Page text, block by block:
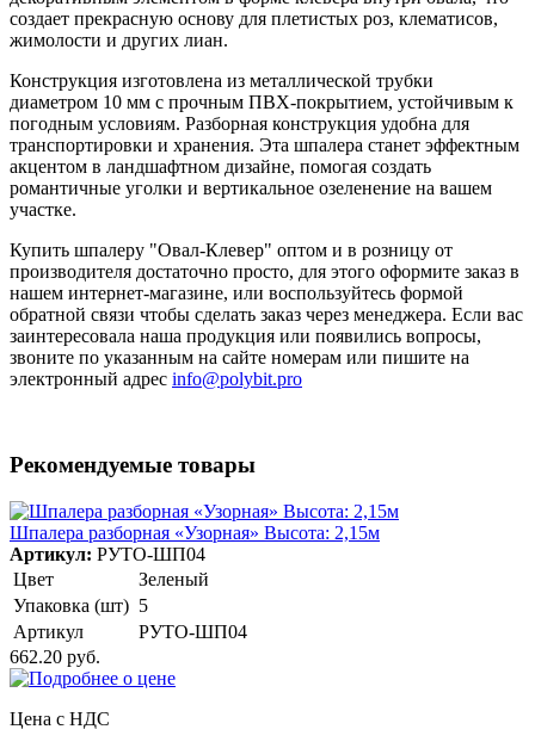
создает прекрасную основу для плетистых роз, клематисов,
жимолости и других лиан.
Конструкция изготовлена из металлической трубки
диаметром 10 мм с прочным ПВХ-покрытием, устойчивым к
погодным условиям. Разборная конструкция удобна для
транспортировки и хранения. Эта шпалера станет эффектным
акцентом в ландшафтном дизайне, помогая создать
романтичные уголки и вертикальное озеленение на вашем
участке.
Купить шпалеру "Овал-Клевер" оптом и в розницу от
производителя достаточно просто, для этого оформите заказ в
нашем интернет-магазине, или воспользуйтесь формой
обратной связи чтобы сделать заказ через менеджера. Если вас
заинтересовала наша продукция или появились вопросы,
звоните по указанным на сайте номерам или пишите на
электронный адрес info@polybit.pro
Рекомендуемые товары
Шпалера разборная «Узорная» Высота: 2,15м
Артикул: РУТО-ШП04
Цвет
Зеленый
Упаковка (шт) 5
Артикул
РУТО-ШП04
662.20 руб.
Цена с НДС